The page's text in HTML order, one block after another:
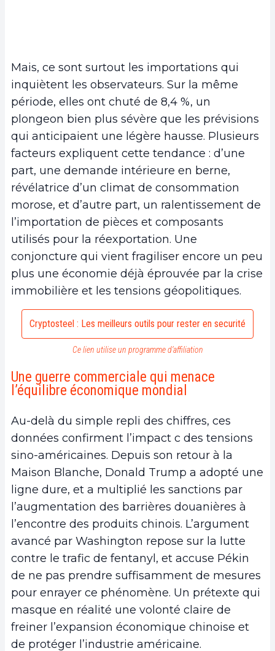
Mais, ce sont surtout les importations qui
inquiètent les observateurs. Sur la même
période, elles ont chuté de 8,4 %, un
plongeon bien plus sévère que les prévisions
qui anticipaient une légère hausse. Plusieurs
facteurs expliquent cette tendance : d’une
part, une demande intérieure en berne,
révélatrice d’un climat de consommation
morose, et d’autre part, un ralentissement de
l’importation de pièces et composants
utilisés pour la réexportation. Une
conjoncture qui vient fragiliser encore un peu
plus une économie déjà éprouvée par la crise
immobilière et les tensions géopolitiques.
Cryptosteel : Les meilleurs outils pour rester en securité
Ce lien utilise un programme d’affiliation
Une guerre commerciale qui menace
l’équilibre économique mondial
Au-delà du simple repli des chiffres, ces
données confirment l’impact c des tensions
sino-américaines. Depuis son retour à la
Maison Blanche, Donald Trump a adopté une
ligne dure, et a multiplié les sanctions par
l’augmentation des barrières douanières à
l’encontre des produits chinois. L’argument
avancé par Washington repose sur la lutte
contre le trafic de fentanyl, et accuse Pékin
de ne pas prendre suffisamment de mesures
pour enrayer ce phénomène. Un prétexte qui
masque en réalité une volonté claire de
freiner l’expansion économique chinoise et
de protéger l’industrie américaine.